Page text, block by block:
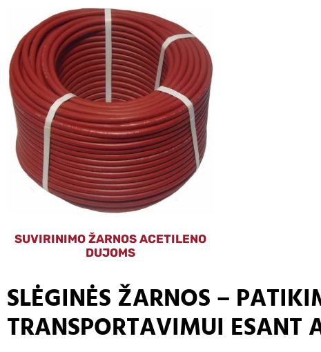
SUVIRINIMO ŽARNOS ACETILENO
DUJOMS
SLĖGINĖS ŽARNOS –
TRANSPORTAVIMUI ESANT